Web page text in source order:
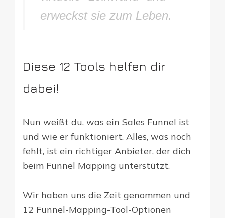
erweckst sie zum Leben.
Diese 12 Tools helfen dir
dabei!
Nun weißt du, was ein Sales Funnel ist
und wie er funktioniert. Alles, was noch
fehlt, ist ein richtiger Anbieter, der dich
beim Funnel Mapping unterstützt.
Wir haben uns die Zeit genommen und
12 Funnel-Mapping-Tool-Optionen